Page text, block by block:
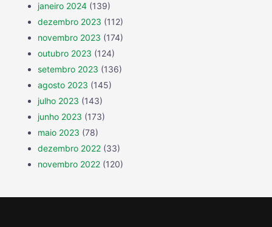
janeiro 2024 (139)
dezembro 2023 (112)
novembro 2023 (174)
outubro 2023 (124)
setembro 2023 (136)
agosto 2023 (145)
julho 2023 (143)
junho 2023 (173)
maio 2023 (78)
dezembro 2022 (33)
novembro 2022 (120)